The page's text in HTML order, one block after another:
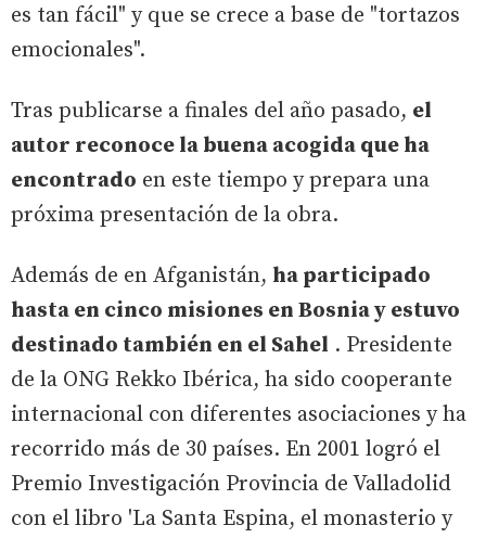
es tan fácil" y que se crece a base de "tortazos
emocionales".
Tras publicarse a finales del año pasado, el
autor reconoce la buena acogida que ha
encontrado en este tiempo y prepara una
próxima presentación de la obra.
Además de en Afganistán, ha participado
hasta en cinco misiones en Bosnia y estuvo
destinado también en el Sahel . Presidente
de la ONG Rekko Ibérica, ha sido cooperante
internacional con diferentes asociaciones y ha
recorrido más de 30 países. En 2001 logró el
Premio Investigación Provincia de Valladolid
con el libro 'La Santa Espina, el monasterio y